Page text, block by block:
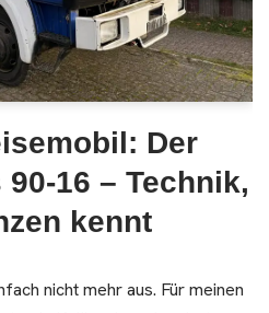
Der
16 – Technik,
kennt
nicht mehr aus. Für meinen